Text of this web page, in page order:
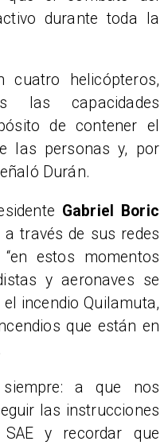
durante toda la
cuatro helicópteros,
las capacidades
de contener el
las personas y, por
Durán.
Gabriel Boric
través de sus redes
estos momentos
y aeronaves se
incendio Quilamuta,
que están en
a que nos
las instrucciones
y recordar que